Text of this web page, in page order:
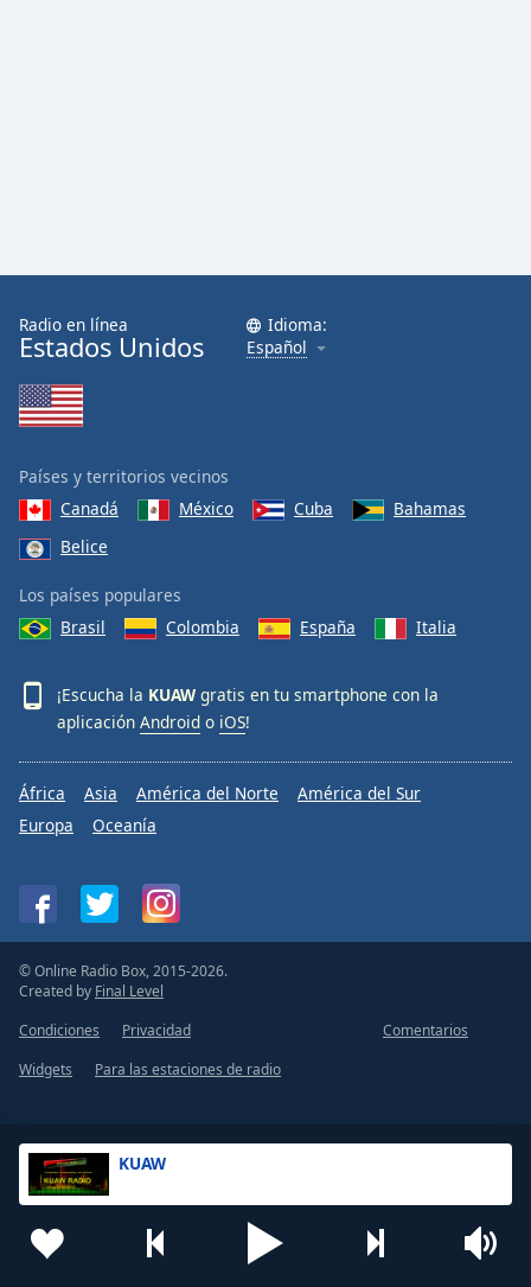
KUAW
Radio en línea
Estados Unidos
Idioma:
Español
Países y territorios vecinos
Canadá
México Cuba
Bahamas
Belice
Los países populares
Brasil
Colombia España Italia
¡Escucha la KUAW gratis en tu smartphone con la
aplicación Android o iOS!
África Asia América del Norte
América del Sur
Europa
Oceanía
© Online Radio Box, 2015-2026.
Created by Final Level
Condiciones
Privacidad
Comentarios
Widgets
Para las estaciones de radio